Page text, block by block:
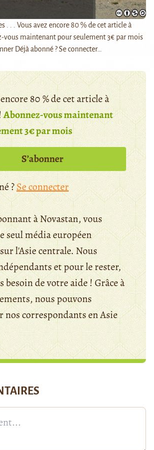
. . . Vous avez encore 80 % de cet article à
vous maintenant pour seulement 3€ par mois
Déjà abonné ? Se connecter…
80 % de cet article à
Abonnez-vous maintenant
3€ par mois
S’abonner
?Se connecter
à Novastan, vous
seul média européen
l'Asie centrale. Nous
et pour le rester,
besoin de votre aide ! Grâce à
nous pouvons
nos correspondants en Asie